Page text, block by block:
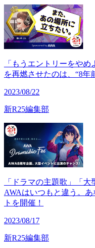
「もうエントリーをや
を再燃させたのは、“8年
2023/08/22
新R25編集部
「ドラマの主題歌」「
AWAはいつもと違う。
トを開催！
2023/08/17
新R25編集部